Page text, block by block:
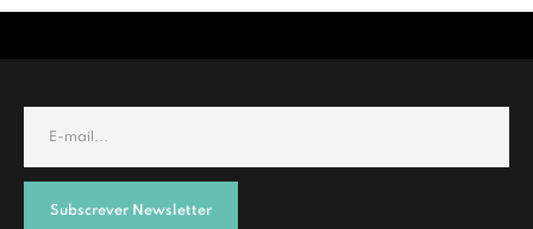
Subscrever Newsletter